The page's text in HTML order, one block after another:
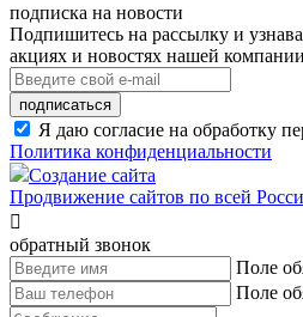
подписка на новости
Подпишитесь на рассылку и
акциях и новостях нашей
подписаться
Я даю согласие на обработку
Политика конфиденциальности
Создание сайта
Продвижение сайтов по всей

обратный звонок
Поле
Поле